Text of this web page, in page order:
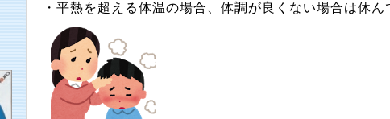
・平熱を超える体温の場合、体調が良くない場合は休